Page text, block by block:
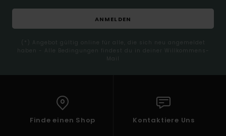
ANMELDEN
(*) Angebot gültig online für alle, die sich neu angemeldet
haben - Alle Bedingungen findest du in deiner Willkommens-
Mail
Finde einen Shop Kontaktiere Uns